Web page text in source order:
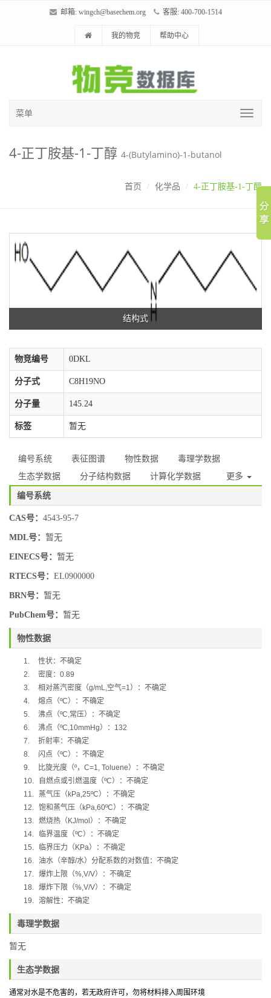
邮箱: wingch@basechem.org 客服: 400-700-1514
我的物竞 帮助中心
菜单
4-正丁胺基-1-丁醇 4-(Butylamino)-1-butanol
首页 化学品 4-正丁胺基-1-丁醇
结构式
物竞编号 0DKL
分子式 C8H19NO
分子量 145.24
标签 暂无
编号系统 表征图谱 物性数据
毒理学数据
生态学数据
分子结构数据 计算化学数据 更多
编号系统
CAS号： 4543-95-7
MDL号： 暂无
EINECS号： 暂无
RTECS号： EL0900000
BRN号： 暂无
PubChem号： 暂无
物性数据
1.
性状：不确定
2.
密度： 0.89
3.
相对蒸汽密度（g/mL,空气=1）：不确定
4.
熔点（ºC）：不确定
5.
沸点（ºC,常压）：不确定
6.
沸点（ºC,10mmHg）： 132
7.
折射率：不确定
8.
闪点（ºC）：不确定
9.
比旋光度（º， C=1, Toluene）：不确定
10.
自燃点或引燃温度（ºC）：不确定
11.
蒸气压（ kPa,25ºC）：不确定
12. 饱和蒸气压（ kPa,60ºC）：不确定
13. 燃烧热（ KJ/mol ）：不确定
14.
临界温度（ºC）：不确定
15.
临界压力（ KPa）：不确定
16. 油水（辛醇/水）分配系数的对数值：不确定
17. 爆炸上限（%,V/V）：不确定
18. 爆炸下限（%,V/V）：不确定
19. 溶解性：不确定
毒理学数据
暂无
生态学数据
通常对水是不危害的，若无政府许可，勿将材料排入周围环境